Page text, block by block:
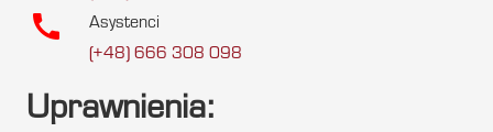
call
Asystenci
(+48) 666 308 098
Uprawnienia: